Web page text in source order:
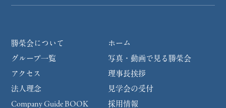
勝榮会について
ホーム
グループ一覧
写真・動画で見る勝榮会
アクセス
理事長挨拶
法人理念
見学会の受付
Company Guide BOOK
採用情報